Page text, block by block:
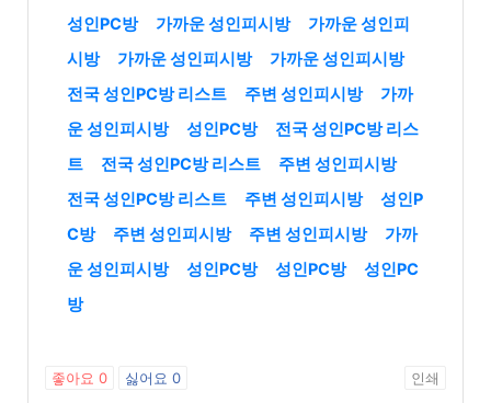
성인PC방
가까운 성인피시방
가까운 성인피
시방
가까운 성인피시방
가까운 성인피시방
전국 성인PC방 리스트
주변 성인피시방
가까
운 성인피시방
성인PC방
전국 성인PC방 리스
트
전국 성인PC방 리스트
주변 성인피시방
전국 성인PC방 리스트
주변 성인피시방
성인P
C방
주변 성인피시방 주변 성인피시방
가까
운 성인피시방
성인PC방 성인PC방
성인PC
방
좋아요 0 싫어요 0 인쇄